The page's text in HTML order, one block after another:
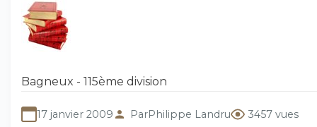
Bagneux - 115ème division
17 janvier 2009 ParPhilippe Landru 3457 vues